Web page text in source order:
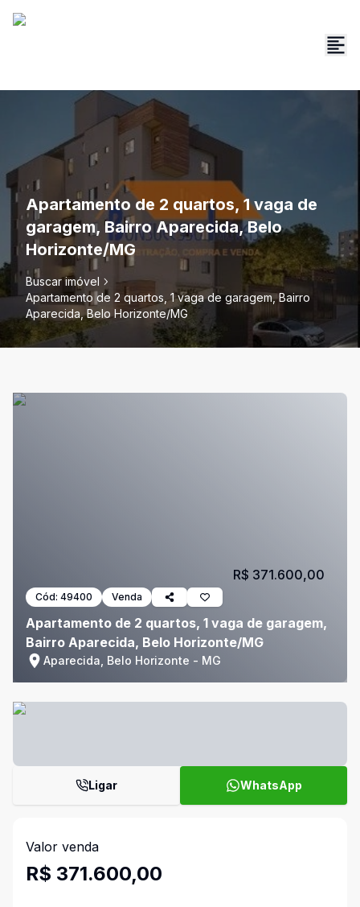
Apartamento de 2 quartos, 1 vaga de
garagem, Bairro Aparecida, Belo
Horizonte/MG
Buscar imóvel
Apartamento de 2 quartos, 1 vaga de garagem, Bairro
Aparecida, Belo Horizonte/MG
Cód: 49400 Venda
Apartamento de 2 quartos, 1 vaga de garagem,
Bairro Aparecida, Belo Horizonte/MG
Aparecida, Belo Horizonte - MG
R$ 371.600,00
Ligar WhatsApp
Valor venda
R$ 371.600,00